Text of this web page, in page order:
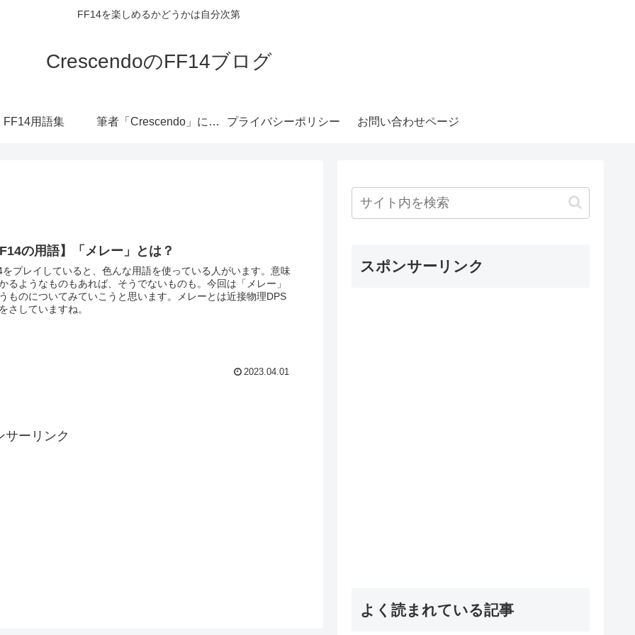
FF14を楽しめるかどうかは自分次第
CrescendoのFF14ブログ
FF14用語集 筆者「Crescendo」について プライバシーポリシー お問い合わせページ
の用語】「メレー」とは？
をプレイしていると、色んな用語を使っている人がいます。意味
るようなものもあれば、そうでないものも。今回は「メレー」
ものについてみていこうと思います。メレーとは近接物理DPS
さしていますね。
2023.04.01
サーリンク
スポンサーリンク
よく読まれている記事